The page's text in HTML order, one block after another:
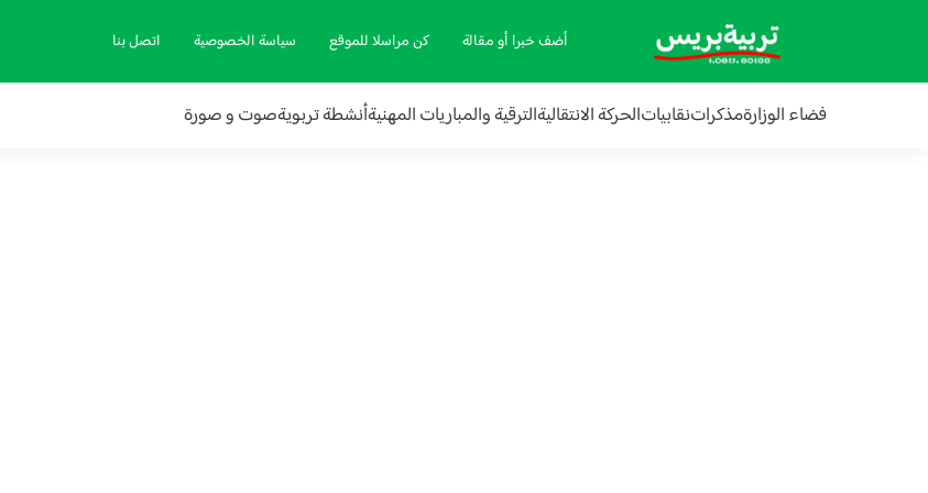
أضف خبرا أو مقالة كن مراسلا للموقع سياسة الخصوصية اتصل بنا
فضاء الوزارةمذكراتنقابياتالحركة الانتقاليةالترقية والمباريات المهنيةأنشطة تربويةصوت و صورة